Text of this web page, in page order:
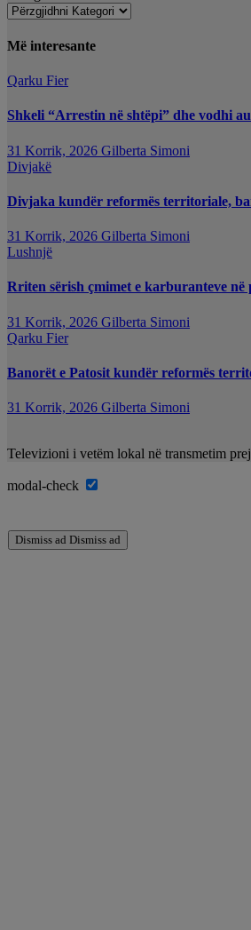
Më interesante
Qarku Fier
Shkeli “Arrestin në shtëpi” dhe vodhi
31 Korrik, 2026 Gilberta Simoni
Divjakë
Divjaka kundër reformës territoriale,
31 Korrik, 2026 Gilberta Simoni
Lushnjë
Rriten sërish çmimet e karburanteve
31 Korrik, 2026 Gilberta Simoni
Qarku Fier
Banorët e Patosit kundër reformës
31 Korrik, 2026 Gilberta Simoni
Televizioni i vetëm lokal në transmetim
modal-check
Dismiss ad Dismiss ad